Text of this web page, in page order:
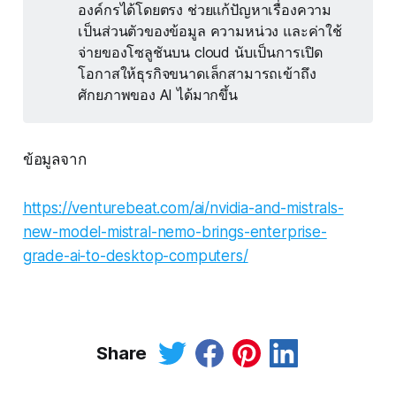
องค์กรได้โดยตรง ช่วยแก้ปัญหาเรื่องความ
เป็นส่วนตัวของข้อมูล ความหน่วง และค่าใช้
จ่ายของโซลูชันบน cloud นับเป็นการเปิด
โอกาสให้ธุรกิจขนาดเล็กสามารถเข้าถึง
ศักยภาพของ AI ได้มากขึ้น
ข้อมูลจาก
https://venturebeat.com/ai/nvidia-and-mistrals-
new-model-mistral-nemo-brings-enterprise-
grade-ai-to-desktop-computers/
Share